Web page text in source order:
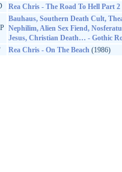
Rea Chris - The Road To Hell Part 2
Bauhaus, Southern Death Cult,
Nephilim, Alien Sex Fiend,
Jesus, Christian Death… - Gothic
Rea Chris - On The Beach(1986)